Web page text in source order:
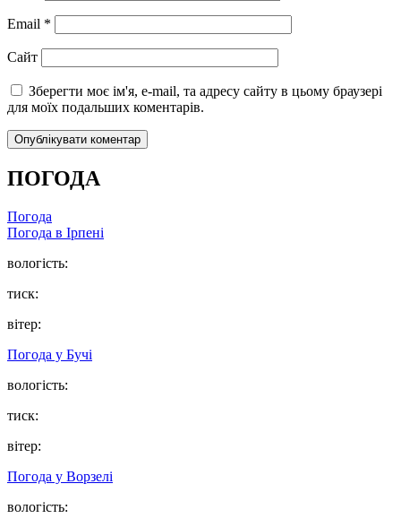
Email *
Сайт
Зберегти моє ім'я, e-mail, та адресу сайту в цьому браузері
для моїх подальших коментарів.
ПОГОДА
Погода
Погода в Ірпені
вологість:
тиск:
вітер:
Погода у Бучі
вологість:
тиск:
вітер:
Погода у Ворзелі
вологість: